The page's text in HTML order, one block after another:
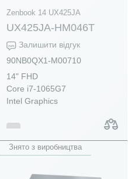
Zenbook 14 UX425JA
UX425JA-HM046T
Залишити відгук
90NB0QX1-M00710
14" FHD
Core i7-1065G7
Intel Graphics
Знято з виробництва